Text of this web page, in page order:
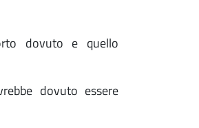
dovuto e quello
dovuto essere